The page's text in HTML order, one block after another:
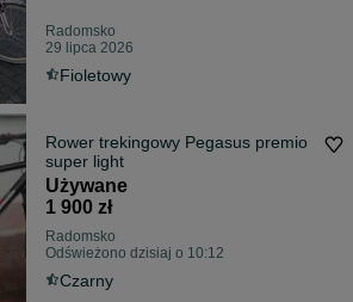
Radomsko
29 lipca 2026
Fioletowy
Rower trekingowy Pegasus premio
super light
Używane
1 900 zł
Radomsko
Odświeżono dzisiaj o 10:12
Czarny